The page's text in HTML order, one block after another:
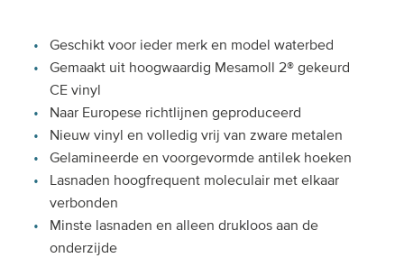
Geschikt voor ieder merk en model waterbed
Gemaakt uit hoogwaardig Mesamoll 2® gekeurd
CE vinyl
Naar Europese richtlijnen geproduceerd
Nieuw vinyl en volledig vrij van zware metalen
Gelamineerde en voorgevormde antilek hoeken
Lasnaden hoogfrequent moleculair met elkaar
verbonden
Minste lasnaden en alleen drukloos aan de
onderzijde